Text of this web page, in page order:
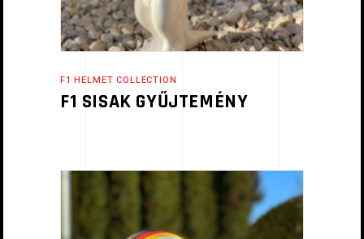
F1 HELMET COLLECTION
F1 SISAK GYŰJTEMÉNY